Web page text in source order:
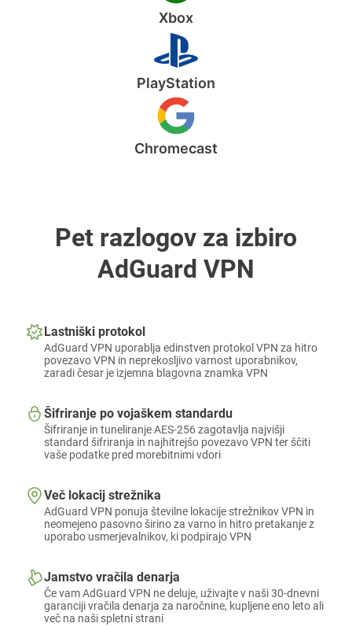
Xbox
PlayStation
Chromecast
Pet razlogov za izbiro
AdGuard VPN
Lastniški protokol
AdGuard VPN uporablja edinstven protokol VPN za hitro
povezavo VPN in neprekosljivo varnost uporabnikov,
zaradi česar je izjemna blagovna znamka VPN
Šifriranje po vojaškem standardu
Šifriranje in tuneliranje AES-256 zagotavlja najvišji
standard šifriranja in najhitrejšo povezavo VPN ter ščiti
vaše podatke pred morebitnimi vdori
Več lokacij strežnika
AdGuard VPN ponuja številne lokacije strežnikov VPN in
neomejeno pasovno širino za varno in hitro pretakanje z
uporabo usmerjevalnikov, ki podpirajo VPN
Jamstvo vračila denarja
Če vam AdGuard VPN ne deluje, uživajte v naši 30-dnevni
garanciji vračila denarja za naročnine, kupljene eno leto ali
več na naši spletni strani